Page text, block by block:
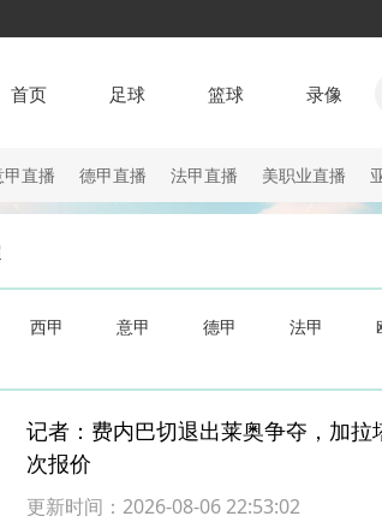
首页 足球 篮球 录像
甲直播 德甲直播 法甲直播 美职业直播
西甲 意甲 德甲 法甲
记者：费内巴切退出莱奥争夺，加
次报价
更新时间：2026-08-06 22:53:02